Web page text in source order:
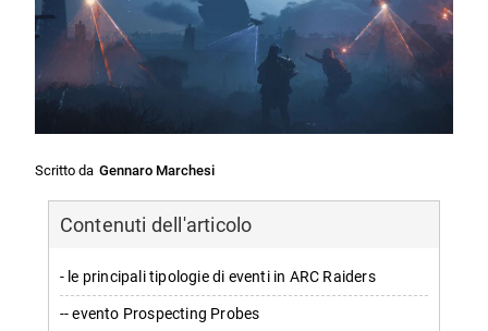
Scritto da Gennaro Marchesi
Contenuti dell'articolo
- le principali tipologie di eventi in ARC Raiders
-- evento Prospecting Probes